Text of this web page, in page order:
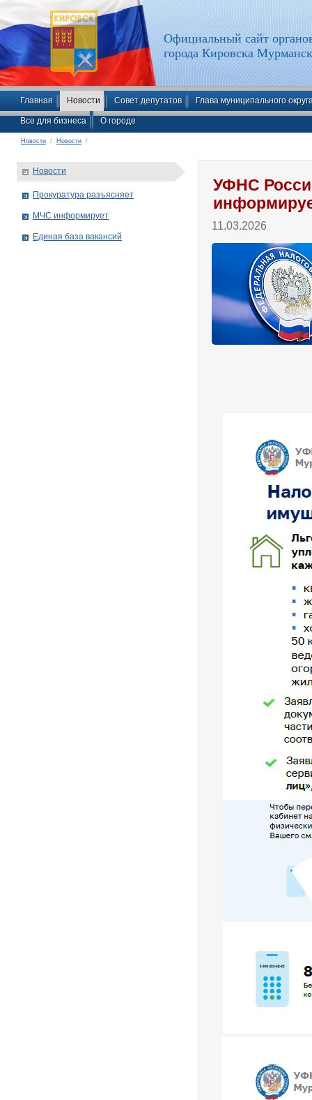
Официальный сайт
города Кировска
Главная Новости Совет депутатов Глава муниципального
Все для бизнеса О городе
Новости / Новости /
УФНС
11.03.2026
Новости
Прокуратура разъясняет
МЧС информирует
Единая база вакансий